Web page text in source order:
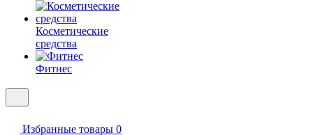
Косметические
средства
Фитнес
Избранные товары 0